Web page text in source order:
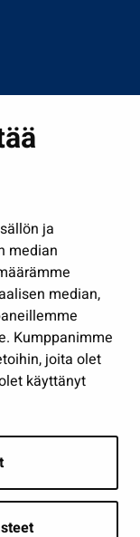
ja
median
median,
Kumppanimme
joita olet
käyttänyt